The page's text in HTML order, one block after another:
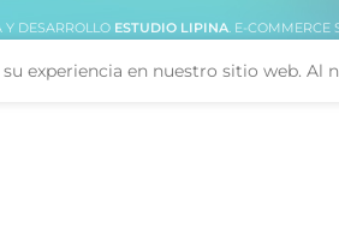
Y DESARROLLO ESTUDIO LIPINA. E-COMMERCE
experiencia en nuestro sitio web. Al